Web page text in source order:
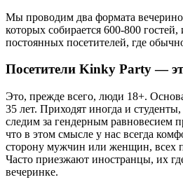
Мы проводим два формата
которых собирается 600-800
постоянных посетителей, где
Посетители Kinky Party —
Это, прежде всего, люди 18+.
35 лет. Приходят иногда и
следим за гендерным равновесием
что в этом смысле у нас всегда
сторону мужчин или женщин, всех
Часто приезжают иностранцы, их
вечеринке.